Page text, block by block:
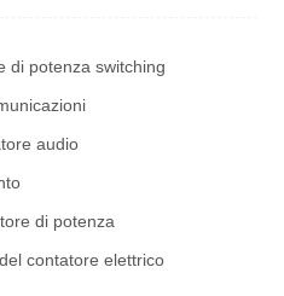
di potenza switching
audio
di potenza
contatore elettrico